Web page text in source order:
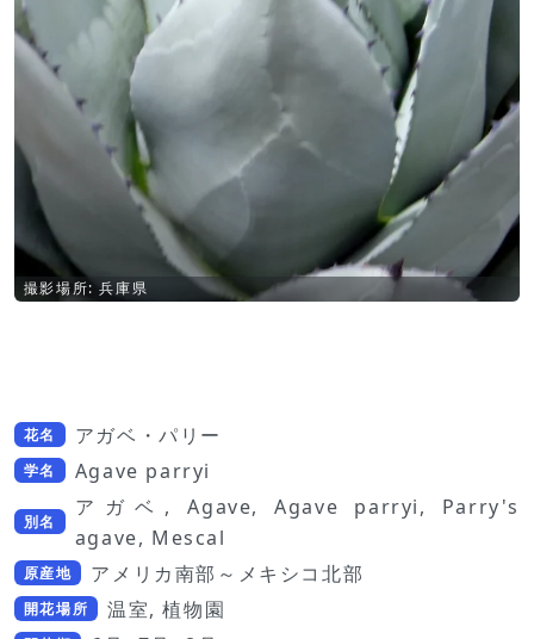
撮影場所: 兵庫県
花名 アガベ・パリー
学名 Agave parryi
別名
アガベ, Agave, Agave parryi, Parry's
agave, Mescal
原産地 アメリカ南部～メキシコ北部
開花場所 温室, 植物園